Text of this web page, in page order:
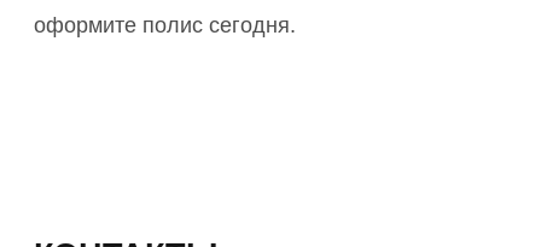
оформите полис сегодня.